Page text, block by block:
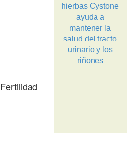
hierbas Cystone
ayuda a
mantener la
salud del tracto
urinario y los
riñones